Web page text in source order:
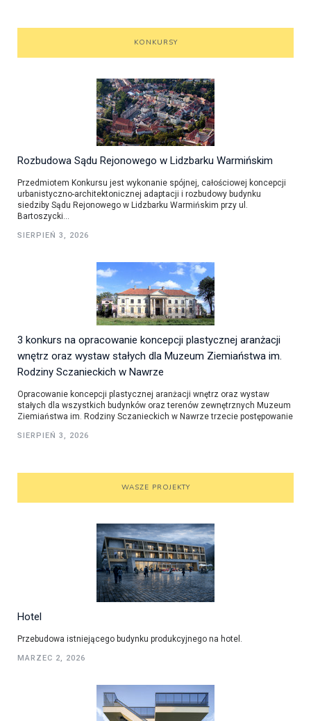
KONKURSY
Rozbudowa Sądu Rejonowego w Lidzbarku Warmińskim
Przedmiotem Konkursu jest wykonanie spójnej, całościowej koncepcji
urbanistyczno-architektonicznej adaptacji i rozbudowy budynku
siedziby Sądu Rejonowego w Lidzbarku Warmińskim przy ul.
Bartoszycki...
SIERPIEŃ 3, 2026
3 konkurs na opracowanie koncepcji plastycznej aranżacji
wnętrz oraz wystaw stałych dla Muzeum Ziemiaństwa im.
Rodziny Sczanieckich w Nawrze
Opracowanie koncepcji plastycznej aranżacji wnętrz oraz wystaw
stałych dla wszystkich budynków oraz terenów zewnętrznych Muzeum
Ziemiaństwa im. Rodziny Sczanieckich w Nawrze trzecie postępowanie
SIERPIEŃ 3, 2026
WASZE PROJEKTY
Hotel
Przebudowa istniejącego budynku produkcyjnego na hotel.
MARZEC 2, 2026